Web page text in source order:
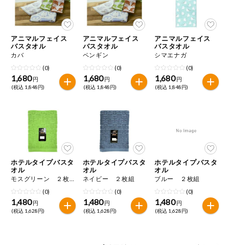
アニマルフェイス
バスタオル
カバ
(0)
1,680 円
(税込 1,848円)
アニマルフェイス
バスタオル
ペンギン
(0)
1,680 円
(税込 1,848円)
アニマルフェイス
バスタオル
シマエナガ
(0)
1,680 円
(税込 1,848円)
ホテルタイプバスタ
オル
モスグリーン ２枚組
(0)
1,480 円
(税込 1,628円)
ホテルタイプバスタ
オル
ネイビー ２枚組
(0)
1,480 円
(税込 1,628円)
ホテルタイプバスタ
オル
ブルー ２枚組
(0)
1,480 円
(税込 1,628円)